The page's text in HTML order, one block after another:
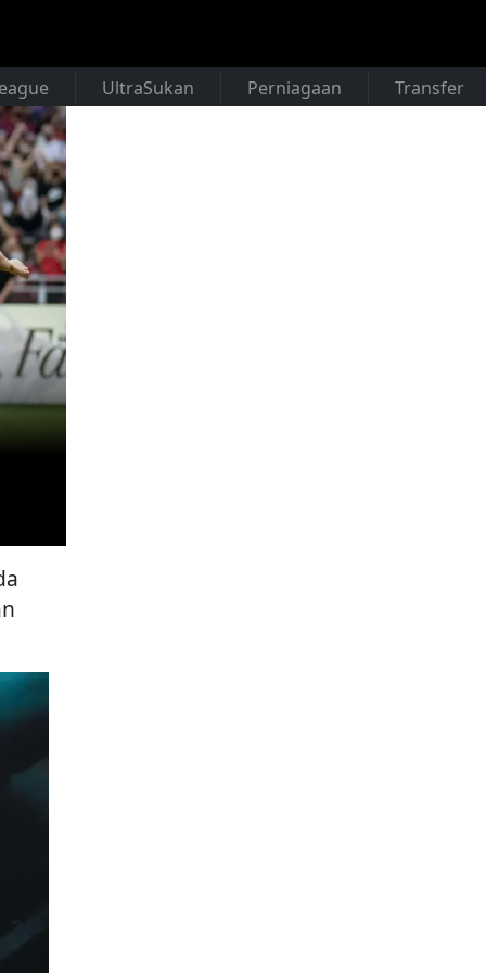
UltraSukan Perniagaan Transfer